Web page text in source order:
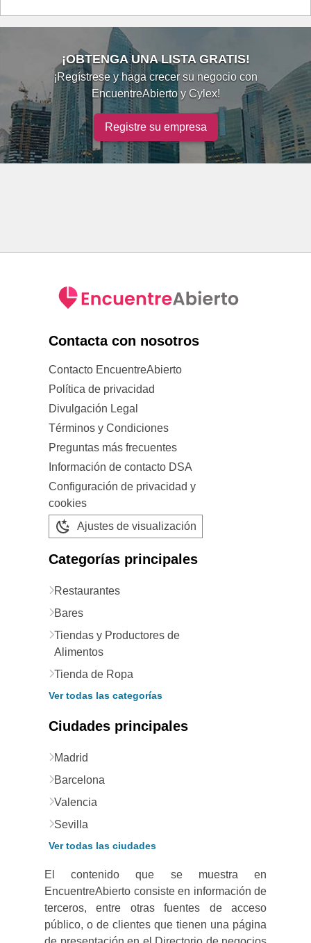
¡OBTENGA UNA LISTA GRATIS!
¡Regístrese y haga crecer su negocio con
EncuentreAbierto y Cylex!
Registre su empresa
Contacta con nosotros
Contacto EncuentreAbierto
Política de privacidad
Divulgación Legal
Términos y Condiciones
Preguntas más frecuentes
Información de contacto DSA
Configuración de privacidad y
cookies
Ajustes de visualización
Categorías principales
Restaurantes
Bares
Tiendas y Productores de
Alimentos
Tienda de Ropa
Ver todas las categorías
Ciudades principales
Madrid
Barcelona
Valencia
Sevilla
Ver todas las ciudades
El contenido que se muestra en
EncuentreAbierto consiste en información de
terceros, entre otras fuentes de acceso
público, o de clientes que tienen una página